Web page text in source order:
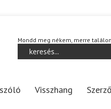
Mondd meg nékem, merre
Visszhang